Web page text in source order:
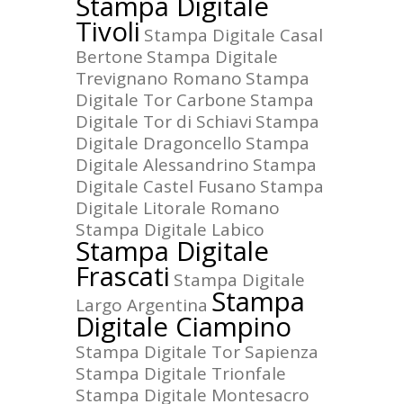
Tivoli Stampa Digitale Casal
Bertone Stampa Digitale
Trevignano Romano Stampa
Digitale Tor Carbone Stampa
Digitale Tor di Schiavi Stampa
Digitale Dragoncello Stampa
Digitale Alessandrino Stampa
Digitale Castel Fusano Stampa
Digitale Litorale Romano
Stampa Digitale Labico
Stampa Digitale
Frascati Stampa Digitale
Largo Argentina Stampa
Digitale Ciampino
Stampa Digitale Tor Sapienza
Stampa Digitale Trionfale
Stampa Digitale Montesacro